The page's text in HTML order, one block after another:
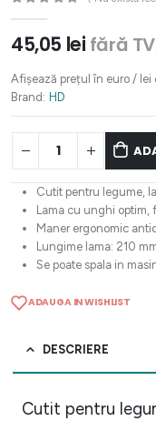
45,05 lei fără
Afișează prețul în euro / lei
Brand: HD
Cutit pentru legume,
Lama cu unghi optim,
Maner ergonomic
Lungime lama: 210
Se poate spala in
ADAUGA IN WISHLIST
DESCRIERE
Cutit pentru